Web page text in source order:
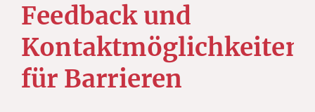
Feedback und
Kontaktmöglichkeiten
für Barrieren